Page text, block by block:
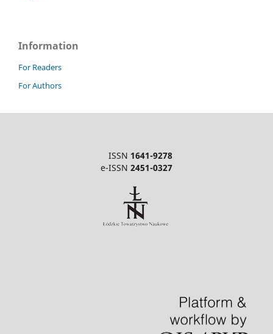
Information
For Readers
For Authors
ISSN 1641-9278
e-ISSN 2451-0327